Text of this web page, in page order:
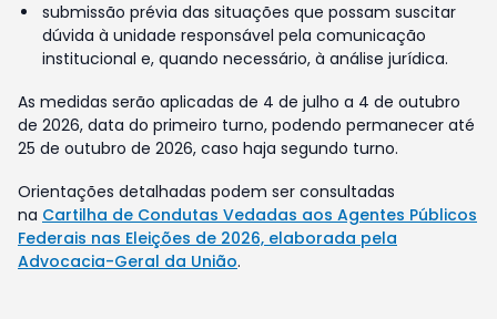
submissão prévia das situações que possam suscitar
dúvida à unidade responsável pela comunicação
institucional e, quando necessário, à análise jurídica.
As medidas serão aplicadas de 4 de julho a 4 de outubro
de 2026, data do primeiro turno, podendo permanecer até
25 de outubro de 2026, caso haja segundo turno.
Orientações detalhadas podem ser consultadas
na Cartilha de Condutas Vedadas aos Agentes Públicos
Federais nas Eleições de 2026, elaborada pela
Advocacia-Geral da União.